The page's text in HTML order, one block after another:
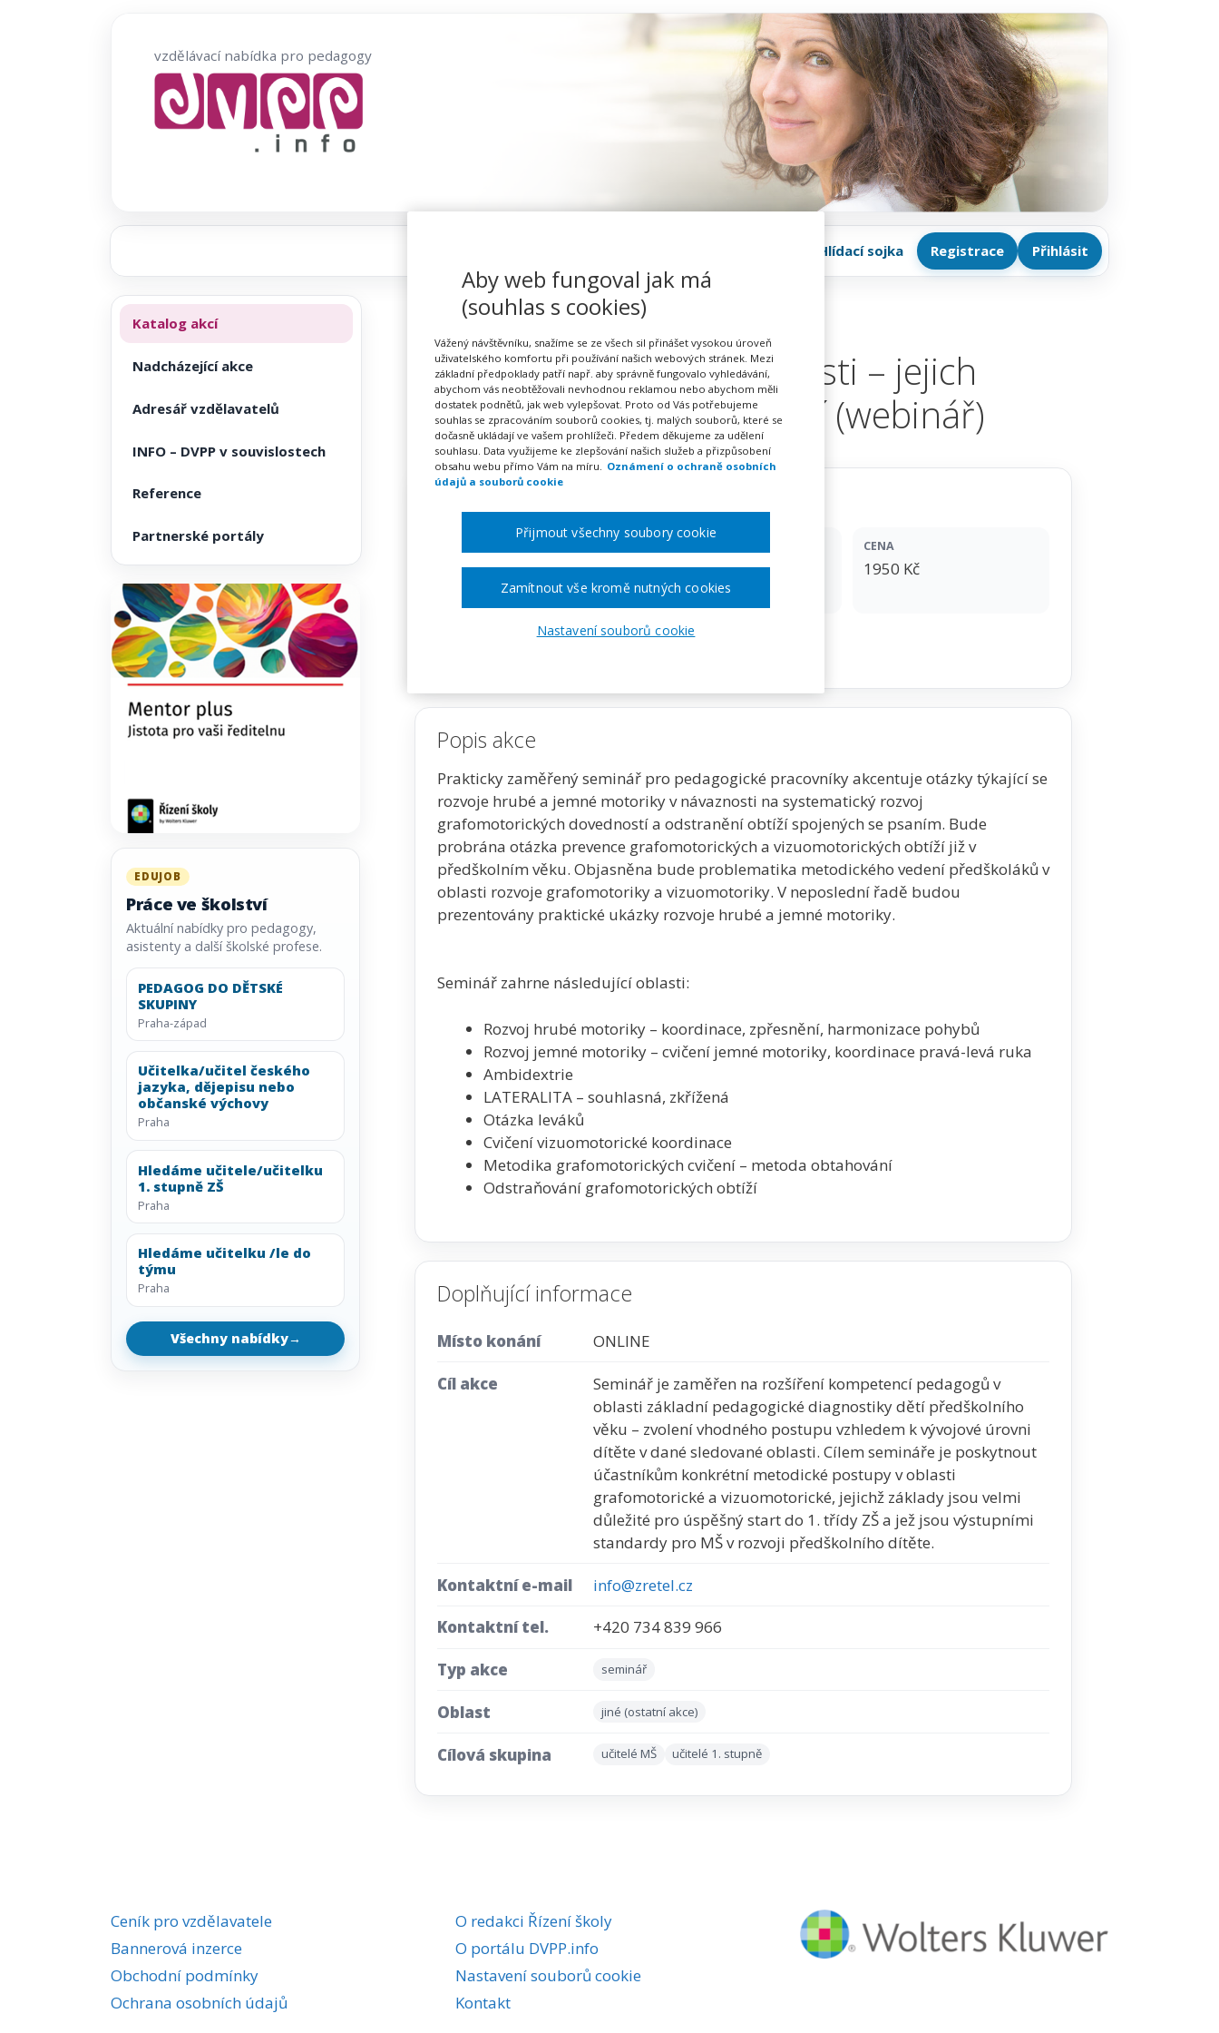
vzdělávací nabídka pro pedagogy
Hlídací sojka Registrace Přihlásit
Grafomotorické dovednosti – jejich
rozvoj a odstranění obtíží (webinář)
03. 03. 2027 - 17. 03.
MÍSTO
ONLINE
CENA
1950 Kč
Popis akce
Prakticky zaměřený seminář pro pedagogické pracovníky akcentuje otázky týkající se
rozvoje hrubé a jemné motoriky v návaznosti na systematický rozvoj
grafomotorických dovedností a odstranění obtíží spojených se psaním. Bude
probrána otázka prevence grafomotorických a vizuomotorických obtíží již v
předškolním věku. Objasněna bude problematika metodického vedení předškoláků v
oblasti rozvoje grafomotoriky a vizuomotoriky. V neposlední řadě budou
prezentovány praktické ukázky rozvoje hrubé a jemné motoriky.
Seminář zahrne následující oblasti:
Rozvoj hrubé motoriky – koordinace, zpřesnění, harmonizace pohybů
Rozvoj jemné motoriky – cvičení jemné motoriky, koordinace pravá-levá ruka
Ambidextrie
LATERALITA – souhlasná, zkřížená
Otázka leváků
Cvičení vizuomotorické koordinace
Metodika grafomotorických cvičení – metoda obtahování
Odstraňování grafomotorických obtíží
Doplňující informace
Místo konání ONLINE
Cíl akce
Seminář je zaměřen na rozšíření kompetencí pedagogů v
oblasti základní pedagogické diagnostiky dětí předškolního
věku – zvolení vhodného postupu vzhledem k vývojové úrovni
dítěte v dané sledované oblasti. Cílem semináře je poskytnout
účastníkům konkrétní metodické postupy v oblasti
grafomotorické a vizuomotorické, jejichž základy jsou velmi
důležité pro úspěšný start do 1. třídy ZŠ a jež jsou výstupními
standardy pro MŠ v rozvoji předškolního dítěte.
Kontaktní e-mail info@zretel.cz
Kontaktní tel. +420 734 839 966
Typ akce seminář
Oblast jiné (ostatní akce)
Cílová skupina učitelé MŠ učitelé 1. stupně
Katalog akcí
Nadcházející akce
Adresář vzdělavatelů
INFO – DVPP v souvislostech
Reference
Partnerské portály
EDUJOB
Práce ve školství
Aktuální nabídky pro pedagogy,
asistenty a další školské profese.
PEDAGOG DO DĚTSKÉ
SKUPINY
Praha-západ
Učitelka/učitel českého
jazyka, dějepisu nebo
občanské výchovy
Praha
Hledáme učitele/učitelku
1. stupně ZŠ
Praha
Hledáme učitelku /le do
týmu
Praha
Všechny nabídky→
Ceník pro vzdělavatele
Bannerová inzerce
Obchodní podmínky
Ochrana osobních údajů
O redakci Řízení školy
O portálu DVPP.info
Nastavení souborů cookie
Kontakt
Aby web fungoval jak má
(souhlas s cookies)
Vážený návštěvníku, snažíme se ze všech sil přinášet vysokou úroveň
uživatelského komfortu při používání našich webových stránek. Mezi
základní předpoklady patří např. aby správně fungovalo vyhledávání,
abychom vás neobtěžovali nevhodnou reklamou nebo abychom měli
dostatek podnětů, jak web vylepšovat. Proto od Vás potřebujeme
souhlas se zpracováním souborů cookies, tj. malých souborů, které se
dočasně ukládají ve vašem prohlížeči. Předem děkujeme za udělení
souhlasu. Data využijeme ke zlepšování našich služeb a přizpůsobení
obsahu webu přímo Vám na míru.
Oznámení o ochraně osobních
údajů a souborů cookie
Nastavení souborů cookie
Zamítnout vše kromě nutných cookies
Přijmout všechny soubory cookie